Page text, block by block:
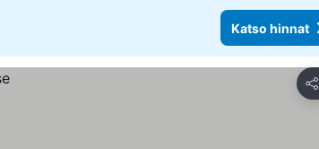
Katso hinnat
Jaa